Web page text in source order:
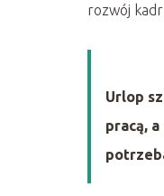
rozwój
Urlop
pracą,